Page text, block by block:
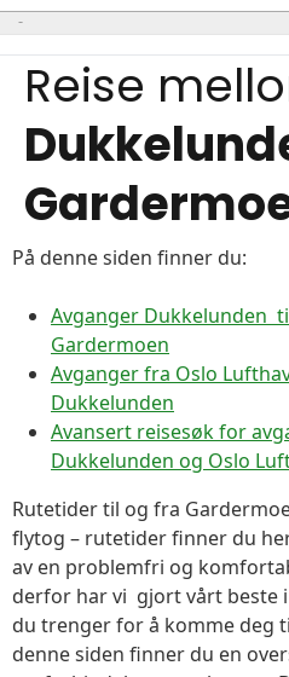
Reise
På denne siden finner du:
Avganger Dukkelunden
Gardermoen
Avganger fra Oslo
Dukkelunden
Avansert reisesøk for
Dukkelunden og Oslo
Rutetider til og fra
flytog – rutetider finner du
av en problemfri og
derfor har vi gjort vårt beste
du trenger for å komme deg
denne siden finner du en